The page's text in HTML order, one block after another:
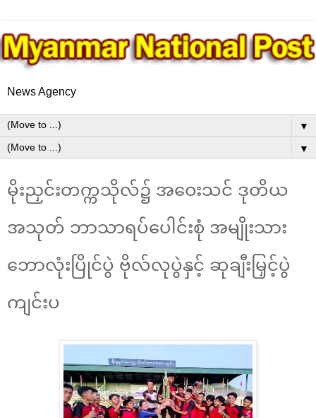
News Agency
▼
▼
မိုးညှင်းတက္ကသိုလ်၌ အဝေးသင် ဒုတိယ
အသုတ် ဘာသာရပ်ပေါင်းစုံ အမျိုးသား
ဘောလုံးပြိုင်ပွဲ ဗိုလ်လုပွဲနှင့် ဆုချီးမြှင့်ပွဲ
ကျင်းပ